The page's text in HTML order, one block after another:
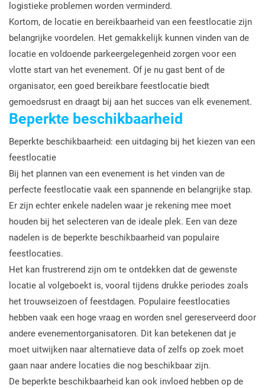
logistieke problemen worden verminderd.
Kortom, de locatie en bereikbaarheid van een feestlocatie zijn
belangrijke voordelen. Het gemakkelijk kunnen vinden van de
locatie en voldoende parkeergelegenheid zorgen voor een
vlotte start van het evenement. Of je nu gast bent of de
organisator, een goed bereikbare feestlocatie biedt
gemoedsrust en draagt bij aan het succes van elk evenement.
Beperkte beschikbaarheid
Beperkte beschikbaarheid: een uitdaging bij het kiezen van een
feestlocatie
Bij het plannen van een evenement is het vinden van de
perfecte feestlocatie vaak een spannende en belangrijke stap.
Er zijn echter enkele nadelen waar je rekening mee moet
houden bij het selecteren van de ideale plek. Een van deze
nadelen is de beperkte beschikbaarheid van populaire
feestlocaties.
Het kan frustrerend zijn om te ontdekken dat de gewenste
locatie al volgeboekt is, vooral tijdens drukke periodes zoals
het trouwseizoen of feestdagen. Populaire feestlocaties
hebben vaak een hoge vraag en worden snel gereserveerd door
andere evenementorganisatoren. Dit kan betekenen dat je
moet uitwijken naar alternatieve data of zelfs op zoek moet
gaan naar andere locaties die nog beschikbaar zijn.
De beperkte beschikbaarheid kan ook invloed hebben op de